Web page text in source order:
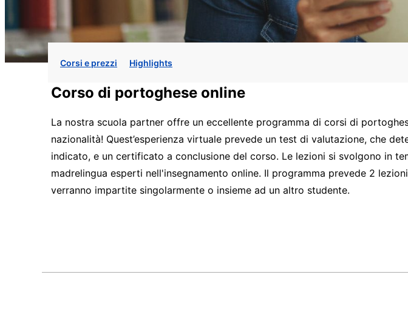
Corsi e prezzi Highlights
Corso di portoghese online
La nostra scuola partner offre un eccellente programma di corsi di
nazionalità! Quest’esperienza virtuale prevede un test di valutazione, che
indicato, e un certificato a conclusione del corso. Le lezioni si svolgono in
madrelingua esperti nell'insegnamento online. Il programma prevede 2
verranno impartite singolarmente o insieme ad un altro studente.